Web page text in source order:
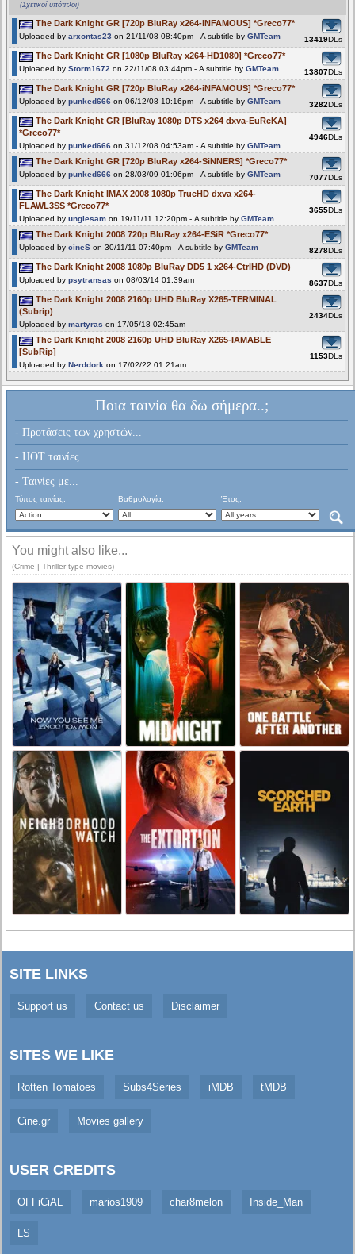
(Σχετικοί υπότιτλοι)
The Dark Knight GR [720p BluRay x264-iNFAMOUS] *Greco77*
Uploaded by arxontas23 on 21/11/08 08:40pm - A subtitle by GMTeam 13419DLs
The Dark Knight GR [1080p BluRay x264-HD1080] *Greco77*
Uploaded by Storm1672 on 22/11/08 03:44pm - A subtitle by GMTeam 13807DLs
The Dark Knight GR [720p BluRay x264-iNFAMOUS] *Greco77*
Uploaded by punked666 on 06/12/08 10:16pm - A subtitle by GMTeam 3282DLs
The Dark Knight GR [BluRay 1080p DTS x264 dxva-EuReKA]
*Greco77*
Uploaded by punked666 on 31/12/08 04:53am - A subtitle by GMTeam
4946DLs
The Dark Knight GR [720p BluRay x264-SiNNERS] *Greco77*
Uploaded by punked666 on 28/03/09 01:06pm - A subtitle by GMTeam 7077DLs
The Dark Knight IMAX 2008 1080p TrueHD dxva x264-
FLAWL3SS *Greco77*
Uploaded by unglesam on 19/11/11 12:20pm - A subtitle by GMTeam
3655DLs
The Dark Knight 2008 720p BluRay x264-ESiR *Greco77*
Uploaded by cineS on 30/11/11 07:40pm - A subtitle by GMTeam 8278DLs
The Dark Knight 2008 1080p BluRay DD5 1 x264-CtrlHD (DVD)
Uploaded by psytransas on 08/03/14 01:39am 8637DLs
The Dark Knight 2008 2160p UHD BluRay X265-TERMINAL
(Subrip)
Uploaded by martyras on 17/05/18 02:45am
2434DLs
The Dark Knight 2008 2160p UHD BluRay X265-IAMABLE
[SubRip]
Uploaded by Nerddork on 17/02/22 01:21am
1153DLs
Ποια ταινία θα δω σήμερα..;
- Προτάσεις των χρηστών...
- HOT ταινίες...
- Ταινίες με...
Τύπος ταινίας: Βαθμολογία: Έτος:
You might also like...
(Crime | Thriller type movies)
SITE LINKS
Support us Contact us Disclaimer
SITES WE LIKE
Rotten Tomatoes Subs4Series iMDB tMDB
Cine.gr Movies gallery
USER CREDITS
OFFiCiAL marios1909 char8melon Inside_Man
LS